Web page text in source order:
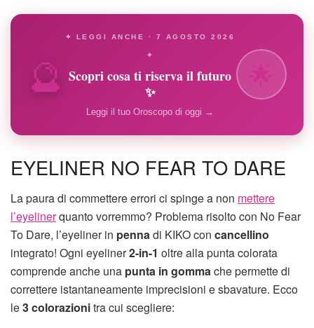
🔮
✦ LEGGI ANCHE · 7 AGOSTO 2026
✦
Scopri cosa ti riserva il futuro
✨
Leggi il tuo Oroscopo di oggi →
EYELINER NO FEAR TO DARE
La paura di commettere errori ci spinge a non mettere
l’eyelinerquanto vorremmo? Problema risolto con No Fear
To Dare, l’eyeliner in pennadi KIKO con cancellino
integrato! Ogni eyeliner2-in-1 oltre alla punta colorata
comprende anche una punta in gommache permette di
correttere istantaneamente imprecisioni e sbavature. Ecco
le3 colorazionitra cui scegliere: